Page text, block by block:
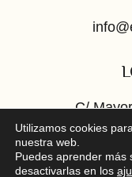
C/
En el
Utilizamos cookies
nuestra web.
Puedes aprender más
desactivarlas en los